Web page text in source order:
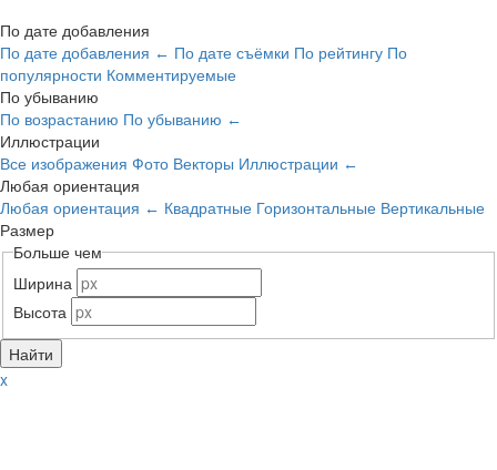
По дате добавления
По дате добавления ← По дате съёмки По рейтингу По
популярности Комментируемые
По убыванию
По возрастанию По убыванию ←
Иллюстрации
Все изображения Фото Векторы Иллюстрации ←
Любая ориентация
Любая ориентация ← Квадратные Горизонтальные Вертикальные
Размер
Больше чем
Ширина
Высота
x